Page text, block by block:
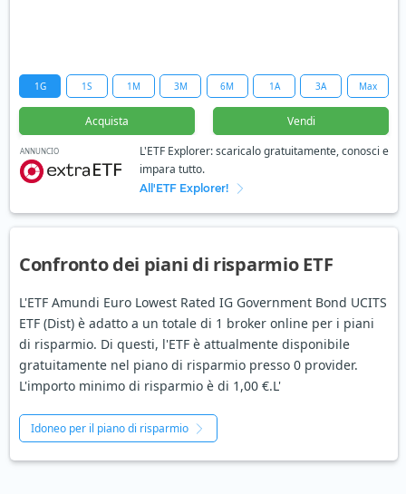
1G 1S 1M 3M 6M 1A 3A Max
Acquista Vendi
ANNUNCIO
L'ETF Explorer: scaricalo gratuitamente, conosci e
impara tutto.
All'ETF Explorer!
Confronto dei piani di risparmio ETF
L'ETF Amundi Euro Lowest Rated IG Government Bond UCITS
ETF (Dist) è adatto a un totale di 1 broker online per i piani
di risparmio. Di questi, l'ETF è attualmente disponibile
gratuitamente nel piano di risparmio presso 0 provider.
L'importo minimo di risparmio è di 1,00 €.L'
Idoneo per il piano di risparmio